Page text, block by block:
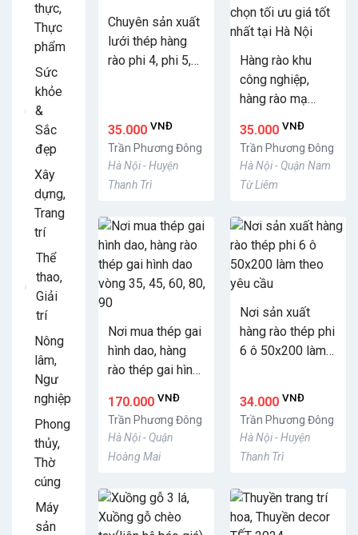
Chuyên sản xuất
lưới thép hàng
rào phi 4, phi 5,
35.000 VNĐ
Trần Phương Đông
Hà Nội - Huyện
Thanh Trì
Hàng rào khu
công nghiệp,
hàng rào mạ
kẽm, hàng rào
sơn tĩnh điện sự
lựa chọn tối ưu
giá tốt nhất tại
35.000 VNĐ
Trần Phương Đông
Hà Nội - Quận Nam
Từ Liêm
Nơi mua thép gai
hình dao, hàng
rào thép gai hình
60, 80, 90
170.000 VNĐ
Trần Phương Đông
Hà Nội - Quận
Hoàng Mai
Nơi sản xuất
hàng rào thép phi
6 ô 50x200 làm
34.000 VNĐ
Trần Phương Đông
Hà Nội - Huyện
Thanh Trì
thực,
Thực
phẩm
Sức
khỏe
&
Sắc
đẹp
Xây
dựng,
Trang
trí
Thể
thao,
Giải
trí
Nông
lâm,
Ngư
nghiệp
Phong
thủy,
Thờ
cúng
Máy
sản